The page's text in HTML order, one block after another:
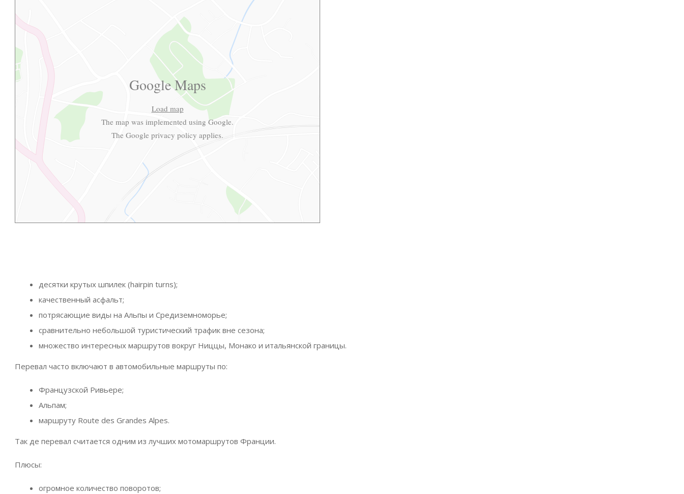
Google Maps
Load map
The map was implemented using Google.
The Google privacy policy applies.
десятки крутых шпилек (hairpin turns);
качественный асфальт;
потрясающие виды на Альпы и Средиземноморье;
сравнительно небольшой туристический трафик вне сезона;
множество интересных маршрутов вокруг Ниццы, Монако и итальянской границы.
Перевал часто включают в автомобильные маршруты по:
Французской Ривьере;
Альпам;
маршруту Route des Grandes Alpes.
Так де перевал считается одним из лучших мотомаршрутов Франции.
Плюсы:
огромное количество поворотов;